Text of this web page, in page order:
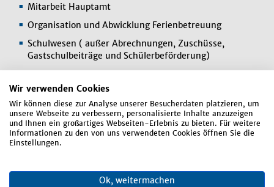
Wir verwenden Cookies
Wir können diese zur Analyse unserer Besucherdaten platzieren, um
unsere Webseite zu verbessern, personalisierte Inhalte anzuzeigen
und Ihnen ein großartiges Webseiten-Erlebnis zu bieten. Für weitere
Informationen zu den von uns verwendeten Cookies öffnen Sie die
Einstellungen.
Ok, weitermachen
Mitarbeit Hauptamt
Organisation und Abwicklung Ferienbetreuung
Schulwesen ( außer Abrechnungen, Zuschüsse,
Gastschulbeiträge und Schülerbeförderung)
Senioren
Verwaltung der Ganztagsschule (SFZ)
Rathaus